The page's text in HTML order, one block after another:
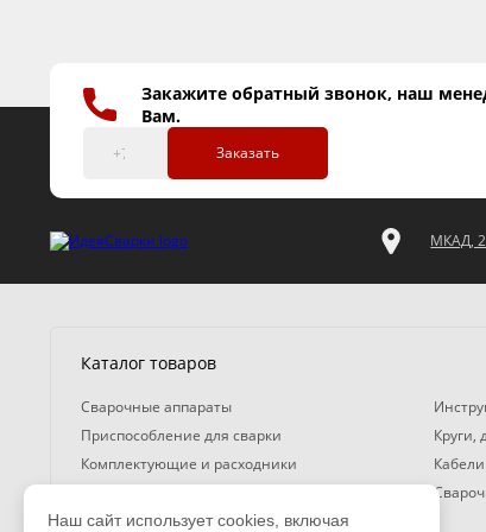
Закажите обратный звонок, наш
Вам.
Заказать
МКАД,
Каталог товаров
Сварочные аппараты
Приспособление для сварки
Круги,
Комплектующие и расходники
Средства защиты
Наш сайт использует cookies, включая